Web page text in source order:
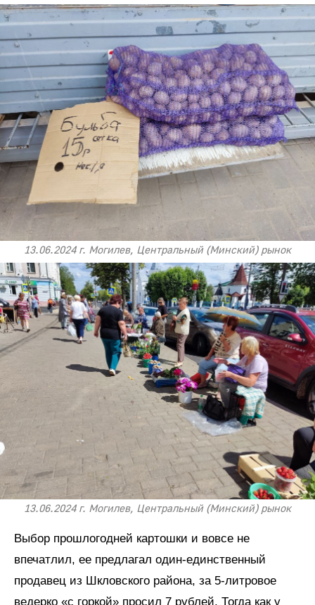
13.06.2024 г. Могилев, Центральный (Минский) рынок
13.06.2024 г. Могилев, Центральный (Минский) рынок
Выбор прошлогодней картошки и вовсе не
впечатлил, ее предлагал один-единственный
продавец из Шкловского района, за 5-литровое
ведерко «с горкой» просил 7 рублей. Тогда как у